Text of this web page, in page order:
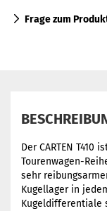
Frage zum
Der CARTEN
Tourenwagen-
sehr
Kugellager in
Kugeldifferentiale